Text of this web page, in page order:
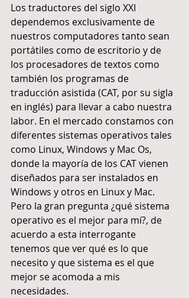
Los traductores del siglo XXI
dependemos exclusivamente de
nuestros computadores tanto sean
portátiles como de escritorio y de
los procesadores de textos como
también los programas de
traducción asistida (CAT, por su sigla
en inglés) para llevar a cabo nuestra
labor. En el mercado constamos con
diferentes sistemas operativos tales
como Linux, Windows y Mac Os,
donde la mayoría de los CAT vienen
diseñados para ser instalados en
Windows y otros en Linux y Mac.
Pero la gran pregunta ¿qué sistema
operativo es el mejor para mí?, de
acuerdo a esta interrogante
tenemos que ver qué es lo que
necesito y que sistema es el que
mejor se acomoda a mis
necesidades.